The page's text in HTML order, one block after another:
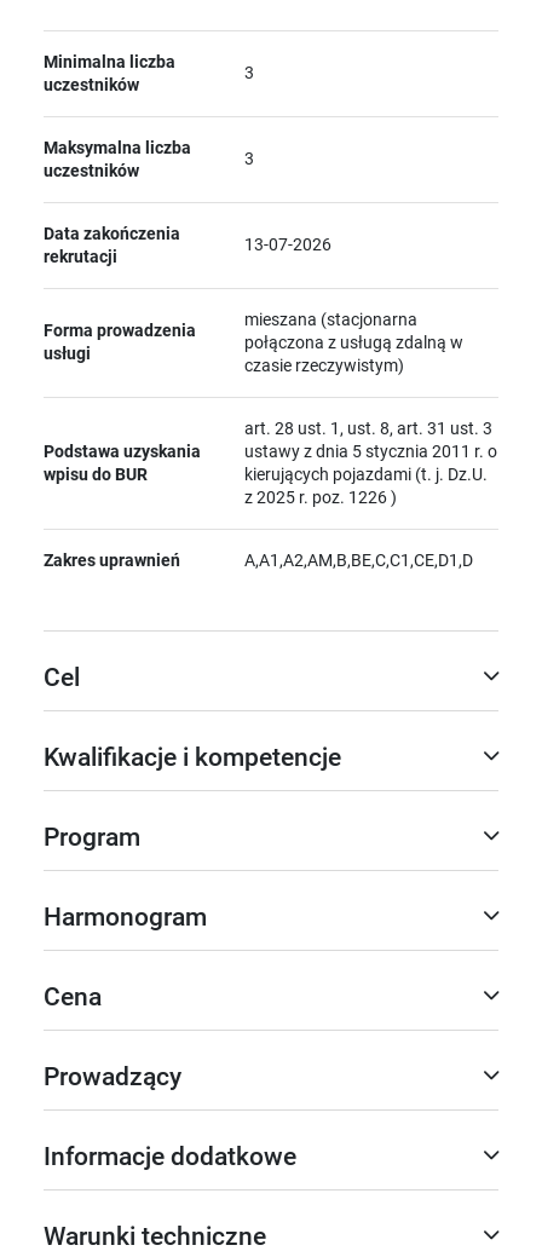
Minimalna liczba
uczestników
3
Maksymalna liczba
uczestników
3
Data zakończenia
rekrutacji
13-07-2026
Forma prowadzenia
usługi
mieszana (stacjonarna
połączona z usługą zdalną w
czasie rzeczywistym)
Podstawa uzyskania
wpisu do BUR
art. 28 ust. 1, ust. 8, art. 31 ust. 3
ustawy z dnia 5 stycznia 2011 r. o
kierujących pojazdami (t. j. Dz.U.
z 2025 r. poz. 1226 )
Zakres uprawnień A,A1,A2,AM,B,BE,C,C1,CE,D1,D
Cel
Kwalifikacje i kompetencje
Program
Harmonogram
Cena
Prowadzący
Informacje dodatkowe
Warunki techniczne